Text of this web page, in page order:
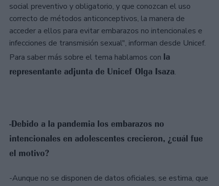
social preventivo y obligatorio, y que conozcan el uso
correcto de métodos anticonceptivos, la manera de
acceder a ellos para evitar embarazos no intencionales e
infecciones de transmisión sexual", informan desde Unicef.
Para saber más sobre el tema hablamos con la
representante adjunta de Unicef Olga Isaza.
-Debido a la pandemia los embarazos no
intencionales en adolescentes crecieron, ¿cuál fue
el motivo?
-Aunque no se disponen de datos oficiales, se estima, que